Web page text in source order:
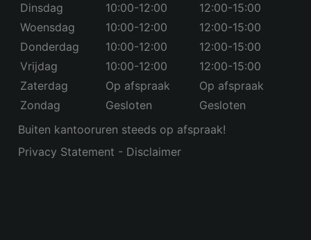
Dinsdag
10:00-12:00
12:00-15:00
Woensdag
10:00-12:00
12:00-15:00
Donderdag
10:00-12:00
12:00-15:00
Vrijdag
10:00-12:00
12:00-15:00
Zaterdag
Op afspraak
Op afspraak
Zondag
Gesloten
Gesloten
Buiten kantooruren steeds op afspraak!
Privacy Statement - Disclaimer